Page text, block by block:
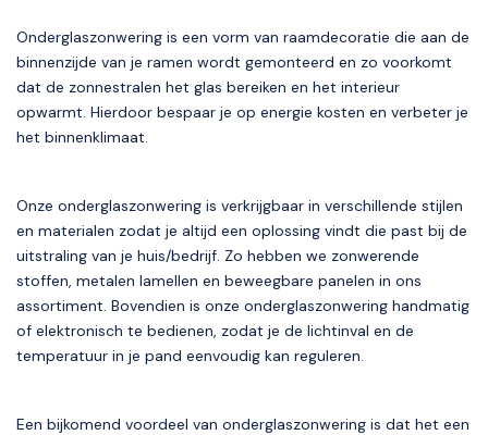
Onderglaszonwering is een vorm van raamdecoratie die aan de
binnenzijde van je ramen wordt gemonteerd en zo voorkomt
dat de zonnestralen het glas bereiken en het interieur
opwarmt. Hierdoor bespaar je op energie kosten en verbeter je
het binnenklimaat.
Onze onderglaszonwering is verkrijgbaar in verschillende stijlen
en materialen zodat je altijd een oplossing vindt die past bij de
uitstraling van je huis/bedrijf. Zo hebben we zonwerende
stoffen, metalen lamellen en beweegbare panelen in ons
assortiment. Bovendien is onze onderglaszonwering handmatig
of elektronisch te bedienen, zodat je de lichtinval en de
temperatuur in je pand eenvoudig kan reguleren.
Een bijkomend voordeel van onderglaszonwering is dat het een